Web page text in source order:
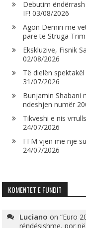
Debutim
IF! 03/08/2026
Agon Demiri me
parë të Struga
Ekskluzive, Fisnik
02/08/2026
Të dielën
31/07/2026
Bunjamin Shabani
ndeshjen numër
Tikveshi e nis
24/07/2026
FFM vjen me një
24/07/2026
KOMENTET E FUNDIT
Luciano on“Euro
rëndësishme, por